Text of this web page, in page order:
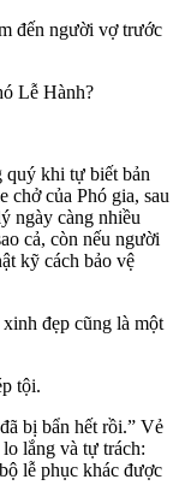
đến người vợ trước
Lễ Hành?
quý khi tự biết bản
chở của Phó gia, sau
ngày càng nhiều
cả, còn nếu người
kỹ cách bảo vệ
đẹp cũng là một
tội.
bị bẩn hết rồi.” Vẻ
lắng và tự trách:
lễ phục khác được